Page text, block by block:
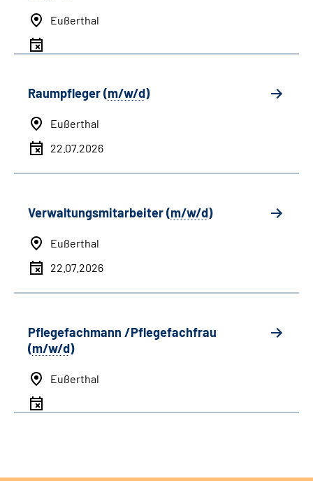
Eußerthal
Raumpfleger (m/w/d)
Eußerthal
22.07.2026
Verwaltungsmitarbeiter (m/w/d)
Eußerthal
22.07.2026
Pflegefachmann /Pflegefachfrau
(m/w/d)
Eußerthal